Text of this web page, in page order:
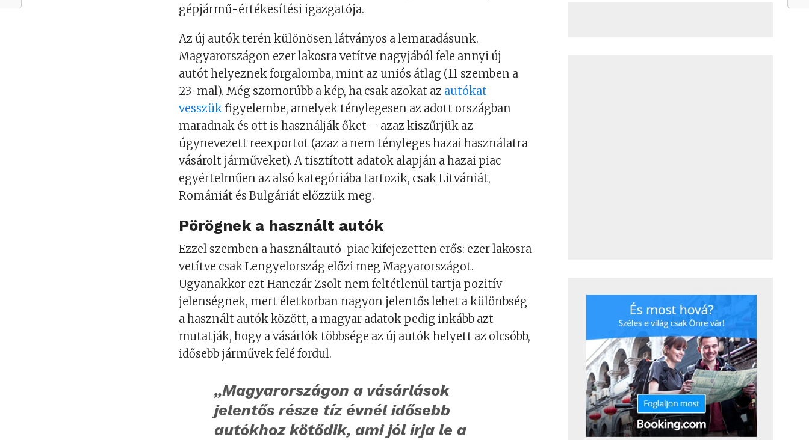
gépjármű-értékesítési igazgatója.
Az új autók terén különösen látványos a lemaradásunk.
Magyarországon ezer lakosra vetítve nagyjából fele annyi új
autót helyeznek forgalomba, mint az uniós átlag (11 szemben a
23-mal). Még szomorúbb a kép, ha csak azokat az autókat
vesszükfigyelembe, amelyek ténylegesen az adott országban
maradnak és ott is használják őket – azaz kiszűrjük az
úgynevezett reexportot (azaz a nem tényleges hazai használatra
vásárolt járműveket). A tisztított adatok alapján a hazai piac
egyértelműen az alsó kategóriába tartozik, csak Litvániát,
Romániát és Bulgáriát előzzük meg.
Pörögnek a használt autók
Ezzel szemben a használtautó-piac kifejezetten erős: ezer lakosra
vetítve csak Lengyelország előzi meg Magyarországot.
Ugyanakkor ezt Hanczár Zsolt nem feltétlenül tartja pozitív
jelenségnek, mert életkorban nagyon jelentős lehet a különbség
a használt autók között, a magyar adatok pedig inkább azt
mutatják, hogy a vásárlók többsége az új autók helyett az olcsóbb,
idősebb járművek felé fordul.
„Magyarországon a vásárlások
jelentős része tíz évnél idősebb
autókhoz kötődik, ami jól írja le a